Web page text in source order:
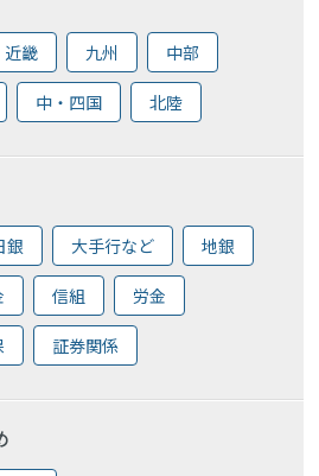
近畿 九州 中部
中・四国 北陸
銀 大手行など 地銀
信組 労金
証券関係